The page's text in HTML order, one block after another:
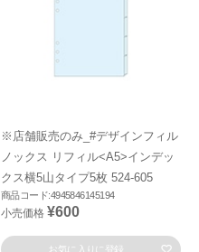
※店舗販売のみ_#デザインフィル
ノックス リフィル<A5>インデッ
クス横5山タイプ5枚 524-605
商品コード:4945846145194
小売価格 ¥600
お気に入りに登録